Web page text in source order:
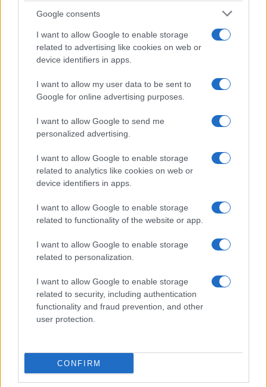
Google consents
I want to allow Google to enable storage
related to advertising like cookies on web or
device identifiers in apps.
I want to allow my user data to be sent to
Google for online advertising purposes.
I want to allow Google to send me
personalized advertising.
I want to allow Google to enable storage
related to analytics like cookies on web or
device identifiers in apps.
I want to allow Google to enable storage
related to functionality of the website or app.
I want to allow Google to enable storage
related to personalization.
I want to allow Google to enable storage
related to security, including authentication
functionality and fraud prevention, and other
user protection.
CONFIRM
El empresario José Elías analiza el mercado inmobiliario y sus
consecuencias en la jubilación
Marta Ruiz · 5 Ago 2026
FINANZAS
La Reserva Federal aprueba la adquisición de Webster Bank
FINANZAS